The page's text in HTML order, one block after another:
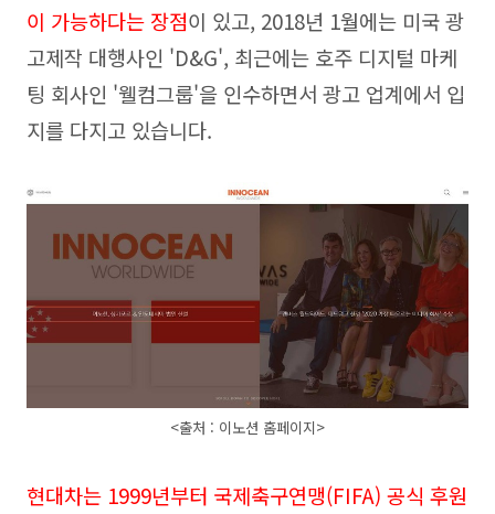
이 가능하다는 장점이 있고, 2018년 1월에는 미국 광
고제작 대행사인 'D&G', 최근에는 호주 디지털 마케
팅 회사인 '웰컴그룹'을 인수하면서 광고 업계에서 입
지를 다지고 있습니다.
<출처 : 이노션 홈페이지>
현대차는 1999년부터 국제축구연맹(FIFA) 공식 후원